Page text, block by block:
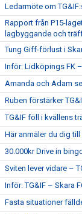
Ledarmöte om
Rapport från P15-
lagbyggande och
Tung Giff-förlust i
Inför: Lidköpings FK
Amanda och Adam
Ruben förstärker
TG&IF föll i kvällens
Här anmäler du dig
30.000kr Drive in
Sviten lever vidare –
Inför: TG&IF – Skara
Fasta situationer